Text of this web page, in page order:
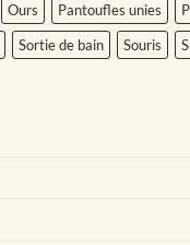
Ours Pantoufles unies
Sortie de bain Souris